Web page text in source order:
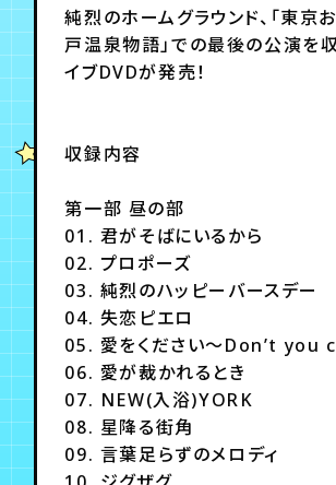
会員登録
純烈のホームグラウンド、「東京
戸温泉物語」での最後の公演を
イブDVDが発売！
収録内容
第一部 昼の部
01. 君がそばにいるから
02. プロポーズ
03. 純烈のハッピーバースデー
04. 失恋ピエロ
05. 愛をください～Don’t you
06. 愛が裁かれるとき
07. NEW(入浴)YORK
08. 星降る街角
09. 言葉足らずのメロディ